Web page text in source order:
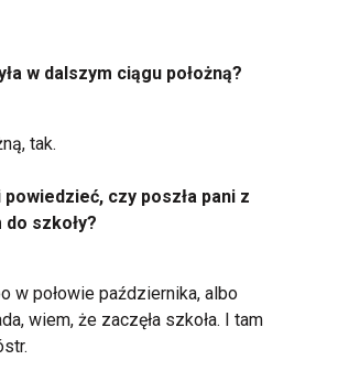
w dalszym ciągu położną?
tak.
czy poszła pani z
szkoły?
w połowie października, albo
wiem, że zaczęła szkoła. I tam